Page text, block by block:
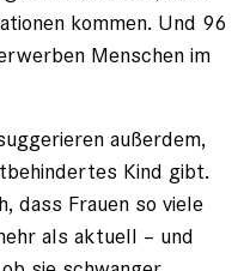
kommen. Und 96
Menschen im
außerdem,
Kind gibt.
dass Frauen so viele
als aktuell – und